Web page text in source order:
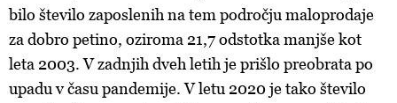
bilo število zaposlenih na tem področju maloprodaje
za dobro petino, oziroma 21,7 odstotka manjše kot
leta 2003. V zadnjih dveh letih je prišlo preobrata po
upadu v času pandemije. V letu 2020 je tako število